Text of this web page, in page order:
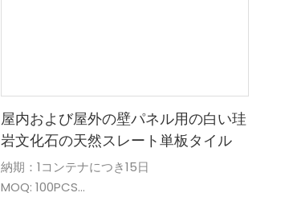
屋内および屋外の壁パネル用の白い珪
岩文化石の天然スレート単板タイル
納期：1コンテナにつき15日
MOQ: 100PCS